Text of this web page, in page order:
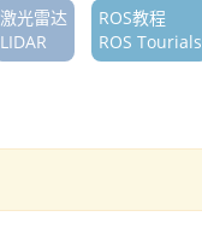
激光雷达
LIDAR
ROS教程
ROS Tourials